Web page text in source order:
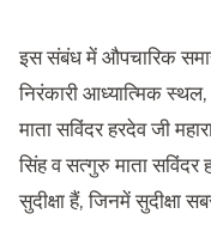
इस संबंध में औपचारिक
निरंकारी आध्यात्मिक
माता सविंदर हरदेव जी
सिंह व सत्गुरु माता सविंदर
सुदीक्षा हैं, जिनमें सुदीक्षा